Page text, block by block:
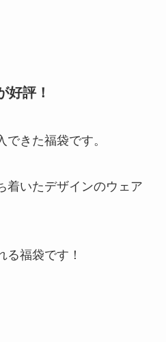
好評！
きた福袋です。
着いたデザインのウェア
る福袋です！